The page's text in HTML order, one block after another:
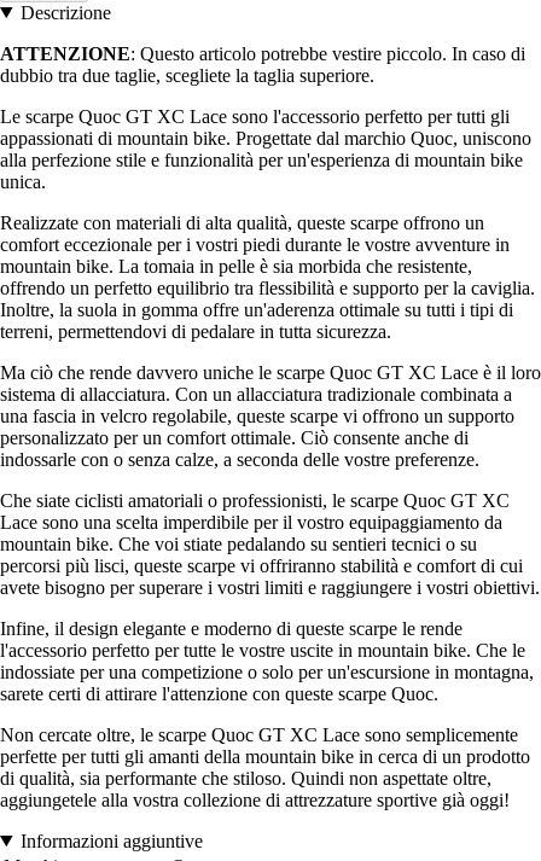
Descrizione
ATTENZIONE: Questo articolo potrebbe vestire piccolo. In caso di
dubbio tra due taglie, scegliete la taglia superiore.
Le scarpe Quoc GT XC Lace sono l'accessorio perfetto per tutti gli
appassionati di mountain bike. Progettate dal marchio Quoc, uniscono
alla perfezione stile e funzionalità per un'esperienza di mountain bike
unica.
Realizzate con materiali di alta qualità, queste scarpe offrono un
comfort eccezionale per i vostri piedi durante le vostre avventure in
mountain bike. La tomaia in pelle è sia morbida che resistente,
offrendo un perfetto equilibrio tra flessibilità e supporto per la caviglia.
Inoltre, la suola in gomma offre un'aderenza ottimale su tutti i tipi di
terreni, permettendovi di pedalare in tutta sicurezza.
Ma ciò che rende davvero uniche le scarpe Quoc GT XC Lace è il loro
sistema di allacciatura. Con un allacciatura tradizionale combinata a
una fascia in velcro regolabile, queste scarpe vi offrono un supporto
personalizzato per un comfort ottimale. Ciò consente anche di
indossarle con o senza calze, a seconda delle vostre preferenze.
Che siate ciclisti amatoriali o professionisti, le scarpe Quoc GT XC
Lace sono una scelta imperdibile per il vostro equipaggiamento da
mountain bike. Che voi stiate pedalando su sentieri tecnici o su
percorsi più lisci, queste scarpe vi offriranno stabilità e comfort di cui
avete bisogno per superare i vostri limiti e raggiungere i vostri obiettivi.
Infine, il design elegante e moderno di queste scarpe le rende
l'accessorio perfetto per tutte le vostre uscite in mountain bike. Che le
indossiate per una competizione o solo per un'escursione in montagna,
sarete certi di attirare l'attenzione con queste scarpe Quoc.
Non cercate oltre, le scarpe Quoc GT XC Lace sono semplicemente
perfette per tutti gli amanti della mountain bike in cerca di un prodotto
di qualità, sia performante che stiloso. Quindi non aspettate oltre,
aggiungetele alla vostra collezione di attrezzature sportive già oggi!
Informazioni aggiuntive